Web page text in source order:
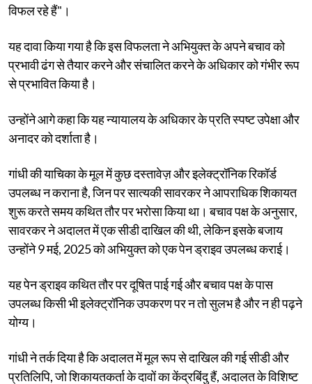
विफल रहे हैं"।
यह दावा किया गया है कि इस विफलता ने अभियुक्त के अपने बचाव को
प्रभावी ढंग से तैयार करने और संचालित करने के अधिकार को गंभीर रूप
से प्रभावित किया है।
उन्होंने आगे कहा कि यह न्यायालय के अधिकार के प्रति स्पष्ट उपेक्षा और
अनादर को दर्शाता है।
गांधी की याचिका के मूल में कुछ दस्तावेज़ और इलेक्ट्रॉनिक रिकॉर्ड
उपलब्ध न कराना है, जिन पर सात्यकी सावरकर ने आपराधिक शिकायत
शुरू करते समय कथित तौर पर भरोसा किया था। बचाव पक्ष के अनुसार,
सावरकर ने अदालत में एक सीडी दाखिल की थी, लेकिन इसके बजाय
उन्होंने 9 मई, 2025 को अभियुक्त को एक पेन ड्राइव उपलब्ध कराई।
यह पेन ड्राइव कथित तौर पर दूषित पाई गई और बचाव पक्ष के पास
उपलब्ध किसी भी इलेक्ट्रॉनिक उपकरण पर न तो सुलभ है और न ही पढ़ने
योग्य।
गांधी ने तर्क दिया है कि अदालत में मूल रूप से दाखिल की गई सीडी और
प्रतिलिपि, जो शिकायतकर्ता के दावों का केंद्रबिंदु हैं, अदालत के विशिष्ट